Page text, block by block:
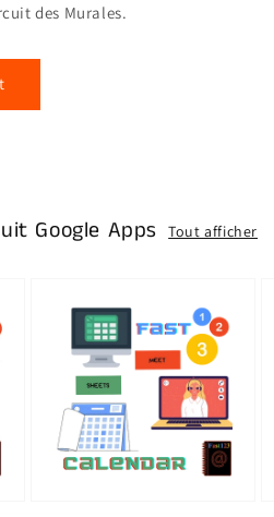
des Murales.
Google Apps Tout afficher